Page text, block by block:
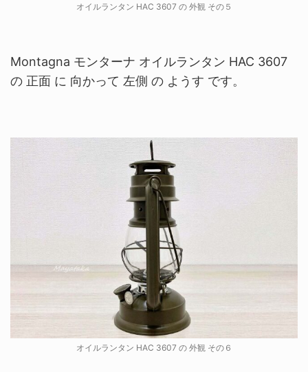
オイルランタン HAC 3607 の 外観 その５
Montagna モンターナ オイルランタン HAC 3607
の 正面 に 向かって 左側 の ようす です。
オイルランタン HAC 3607 の 外観 その６